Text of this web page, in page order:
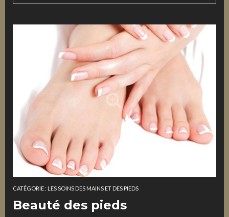
CATÉGORIE : LES SOINS DES MAINS ET DES PIEDS
Beauté des pieds